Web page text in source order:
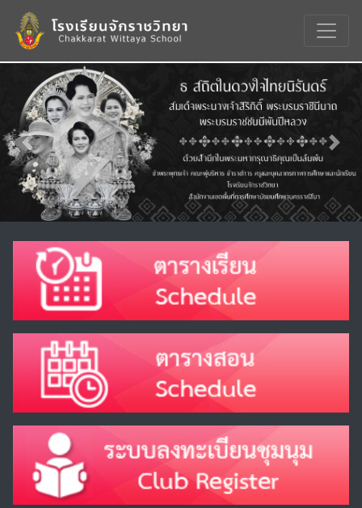
Previous Next